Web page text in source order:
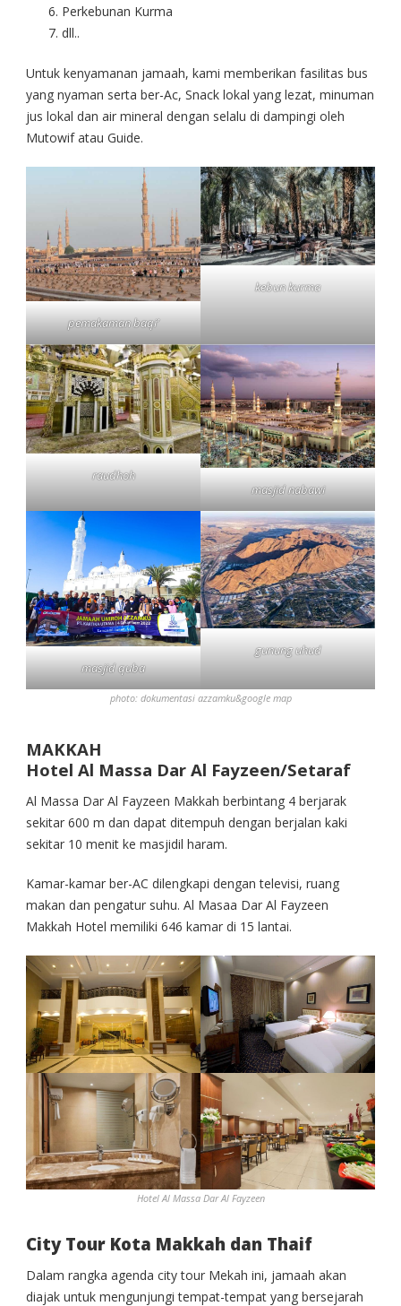
Perkebunan Kurma
dll..
Untuk kenyamanan jamaah, kami memberikan fasilitas bus
yang nyaman serta ber-Ac, Snack lokal yang lezat, minuman
jus lokal dan air mineral dengan selalu di dampingi oleh
Mutowif atau Guide.
pemakaman baqi’
kebun kurma
raudhoh
masjid nabawi
masjid quba
gunung uhud
photo: dokumentasi azzamku&google map
MAKKAH
Hotel Al Massa Dar Al Fayzeen/Setaraf
Al Massa Dar Al Fayzeen Makkah berbintang 4 berjarak
sekitar 600 m dan dapat ditempuh dengan berjalan kaki
sekitar 10 menit ke masjidil haram.
Kamar-kamar ber-AC dilengkapi dengan televisi, ruang
makan dan pengatur suhu. Al Masaa Dar Al Fayzeen
Makkah Hotel memiliki 646 kamar di 15 lantai.
Hotel Al Massa Dar Al Fayzeen
City Tour Kota Makkah dan Thaif
Dalam rangka agenda city tour Mekah ini, jamaah akan
diajak untuk mengunjungi tempat-tempat yang bersejarah